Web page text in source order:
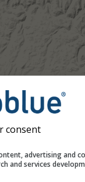
consent
advertising and
and services